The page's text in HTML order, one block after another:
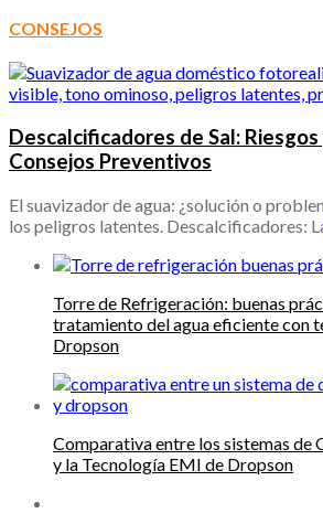
CONSEJOS
Descalcificadores de Sal:
Consejos Preventivos
El suavizador de agua: ¿solución o
los peligros latentes. Descalcificadores:
Torre de Refrigeración: buenas
tratamiento del agua eficiente con
Dropson
Comparativa entre los sistemas de
y la Tecnología EMI de Dropson